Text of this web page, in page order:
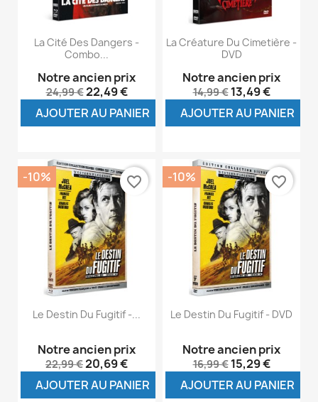
La Cité Des Dangers -
Combo...
Notre ancien prix
24,99 €22,49 €
AJOUTER AU PANIER
La Créature Du Cimetière -
DVD
Notre ancien prix
14,99 € 13,49 €
AJOUTER AU PANIER
Le Destin Du Fugitif -...
Notre ancien prix
22,99 €20,69 €
AJOUTER AU PANIER
-10% favorite_border
Le Destin Du Fugitif - DVD
Notre ancien prix
16,99 € 15,29 €
AJOUTER AU PANIER
-10% favorite_border